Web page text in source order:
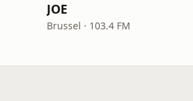
JOE
Brussel · 103.4 FM